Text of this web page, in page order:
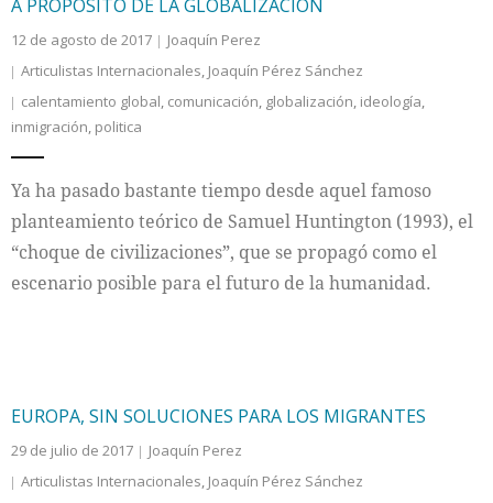
A PROPÓSITO DE LA GLOBALIZACIÓN
12 de agosto de 2017
Joaquín Perez
Articulistas Internacionales, Joaquín Pérez Sánchez
calentamiento global, comunicación, globalización, ideología,
inmigración, politica
Ya ha pasado bastante tiempo desde aquel famoso
planteamiento teórico de Samuel Huntington (1993), el
“choque de civilizaciones”, que se propagó como el
escenario posible para el futuro de la humanidad.
EUROPA, SIN SOLUCIONES PARA LOS MIGRANTES
29 de julio de 2017
Joaquín Perez
Articulistas Internacionales, Joaquín Pérez Sánchez